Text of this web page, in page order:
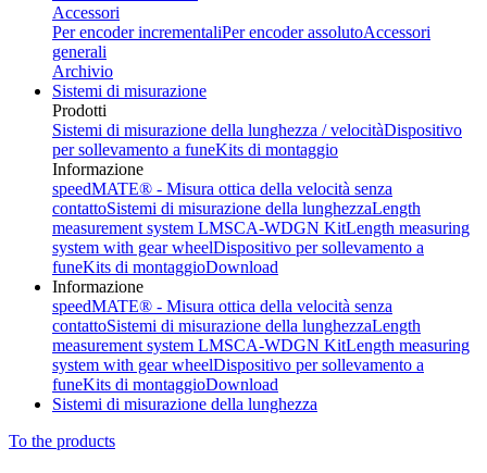
Accessori
Per encoder incrementaliPer encoder assolutoAccessori
generali
Archivio
Sistemi di misurazione
Prodotti
Sistemi di misurazione della lunghezza / velocitàDispositivo
per sollevamento a funeKits di montaggio
Informazione
speedMATE® - Misura ottica della velocità senza
contattoSistemi di misurazione della lunghezzaLength
measurement system LMSCA-WDGN KitLength measuring
system with gear wheelDispositivo per sollevamento a
funeKits di montaggioDownload
Informazione
speedMATE® - Misura ottica della velocità senza
contattoSistemi di misurazione della lunghezzaLength
measurement system LMSCA-WDGN KitLength measuring
system with gear wheelDispositivo per sollevamento a
funeKits di montaggioDownload
Sistemi di misurazione della lunghezza
To the products